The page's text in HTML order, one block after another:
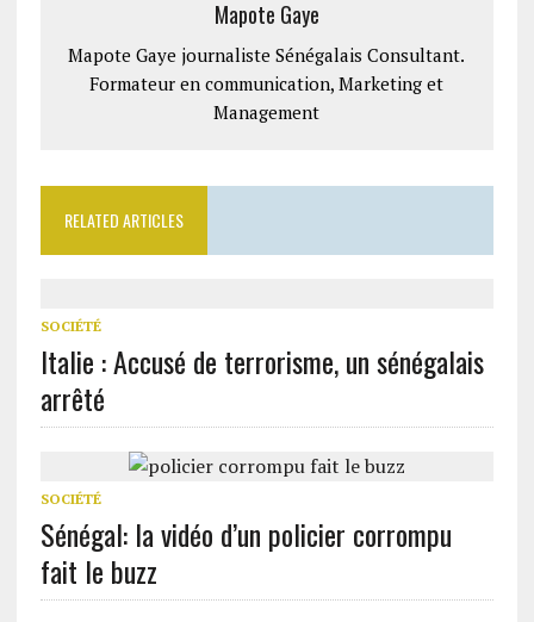
Mapote Gaye
Mapote Gaye journaliste Sénégalais Consultant.
Formateur en communication, Marketing et
Management
RELATED ARTICLES
SOCIÉTÉ
Italie : Accusé de terrorisme, un sénégalais
arrêté
SOCIÉTÉ
Sénégal: la vidéo d’un policier corrompu
fait le buzz